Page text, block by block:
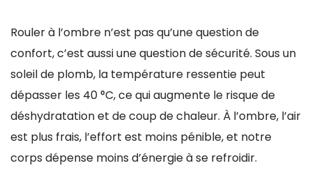
Rouler à l’ombre n’est pas qu’une question de
confort, c’est aussi une question de sécurité. Sous un
soleil de plomb, la température ressentie peut
dépasser les 40 °C, ce qui augmente le risque de
déshydratation et de coup de chaleur. À l’ombre, l’air
est plus frais, l’effort est moins pénible, et notre
corps dépense moins d’énergie à se refroidir.